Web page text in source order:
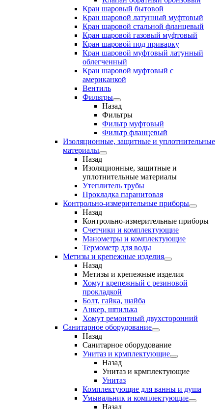
Кран шаровый бытовой
Кран шаровой латунный муфтовый
Кран шаровой стальной фланцевый
Кран шаровой газовый муфтовый
Кран шаровой под приварку
Кран шаровой муфтовый латунный
облегченный
Кран шаровой муфтовый с
американкой
Вентиль
Фильтры
Назад
Фильтры
Фильтр муфтовый
Фильтр фланцевый
Изоляционные, защитные и уплотнительные
материалы
Назад
Изоляционные, защитные и
уплотнительные материалы
Утеплитель трубы
Прокладка паранитовая
Контрольно-измерительные приборы
Назад
Контрольно-измерительные приборы
Счетчики и комплектующие
Манометры и комплектующие
Термометр для воды
Метизы и крепежные изделия
Назад
Метизы и крепежные изделия
Хомут крепежный с резиновой
прокладкой
Болт, гайка, шайба
Анкер, шпилька
Хомут ремонтный двухсторонний
Санитарное оборудование
Назад
Санитарное оборудование
Унитаз и крмплектующие
Назад
Унитаз и крмплектующие
Унитаз
Комплектующие для ванны и душа
Умывальник и комплектующие
Назад